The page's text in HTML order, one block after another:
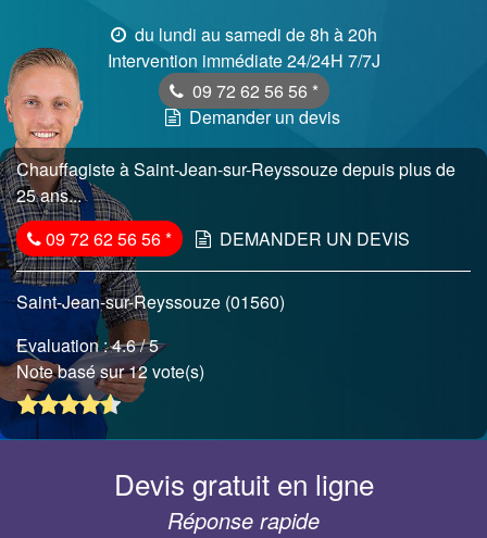
du lundi au samedi de 8h à 20h
Intervention immédiate 24/24H 7/7J
09 72 62 56 56 *
Demander un devis
Chauffagiste à Saint-Jean-sur-Reyssouze depuis plus de
25 ans...
09 72 62 56 56* DEMANDER UN DEVIS
Saint-Jean-sur-Reyssouze (01560)
Evaluation :4.6/ 5
Note basé sur 12 vote(s)
Devis gratuit en ligne
Réponse rapide